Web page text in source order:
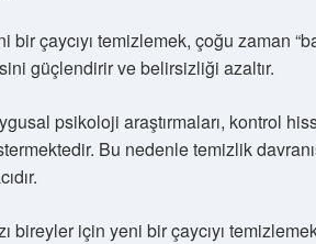
bir çaycıyı temizlemek, çoğu zaman
güçlendirir ve belirsizliği azaltır.
psikoloji araştırmaları, kontrol
Bu nedenle temizlik
bireyler için yeni bir çaycıyı